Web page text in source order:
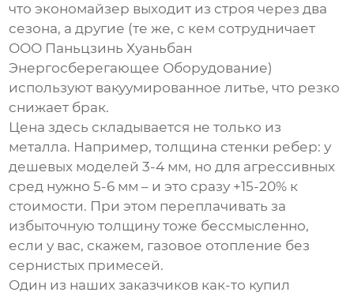
что экономайзер выходит из строя через два
сезона, а другие (те же, с кем сотрудничает
ООО Паньцзинь Хуаньбан
Энергосберегающее Оборудование)
используют вакуумированное литье, что резко
снижает брак.
Цена здесь складывается не только из
металла. Например, толщина стенки ребер: у
дешевых моделей 3-4 мм, но для агрессивных
сред нужно 5-6 мм – и это сразу +15-20% к
стоимости. При этом переплачивать за
избыточную толщину тоже бессмысленно,
если у вас, скажем, газовое отопление без
сернистых примесей.
Один из наших заказчиков как-то купил